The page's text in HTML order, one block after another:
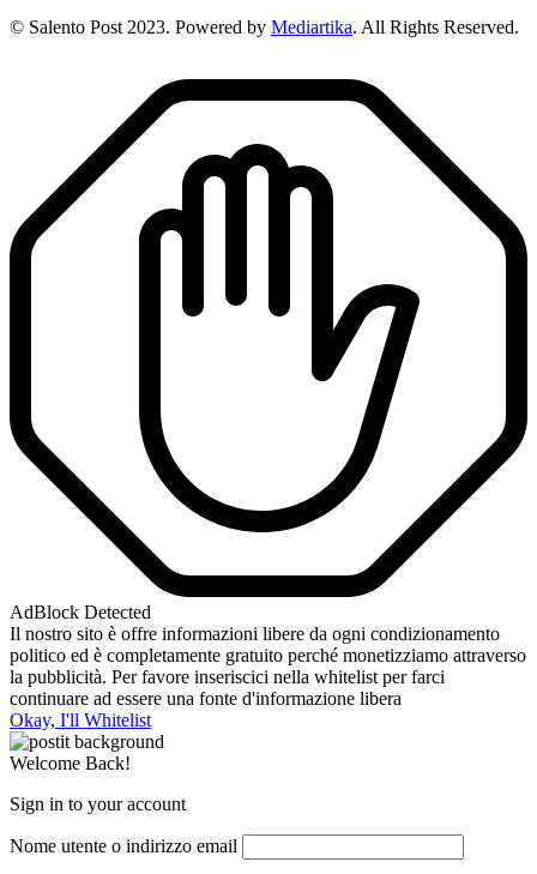
© Salento Post 2023. Powered by Mediartika. All Rights Reserved.
AdBlock Detected
Il nostro sito è offre informazioni libere da ogni condizionamento
politico ed è completamente gratuito perché monetizziamo attraverso
la pubblicità. Per favore inseriscici nella whitelist per farci
continuare ad essere una fonte d'informazione libera
Okay, I'll Whitelist
Welcome Back!
Sign in to your account
Nome utente o indirizzo email